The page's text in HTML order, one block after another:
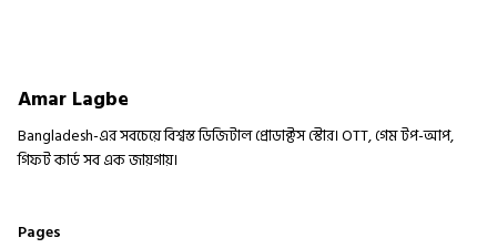
Amar Lagbe
Bangladesh-এর সবচেয়ে বিশ্বস্ত ডিজিটাল প্রোডাক্টস স্টোর। OTT, গেম টপ-আপ,
গিফট কার্ড সব এক জায়গায়।
Pages